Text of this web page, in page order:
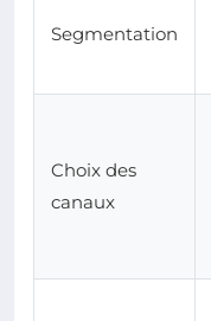
Segmentation
Choix des
canaux